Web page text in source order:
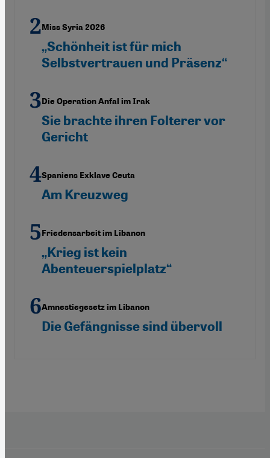
Miss Syria 2026
„Schönheit ist für mich
Selbstvertrauen und Präsenz“
Die Operation Anfal im Irak
Sie brachte ihren Folterer vor
Gericht
Spaniens Exklave Ceuta
Am Kreuzweg
Friedensarbeit im Libanon
„Krieg ist kein
Abenteuerspielplatz“
Amnestiegesetz im Libanon
Die Gefängnisse sind übervoll